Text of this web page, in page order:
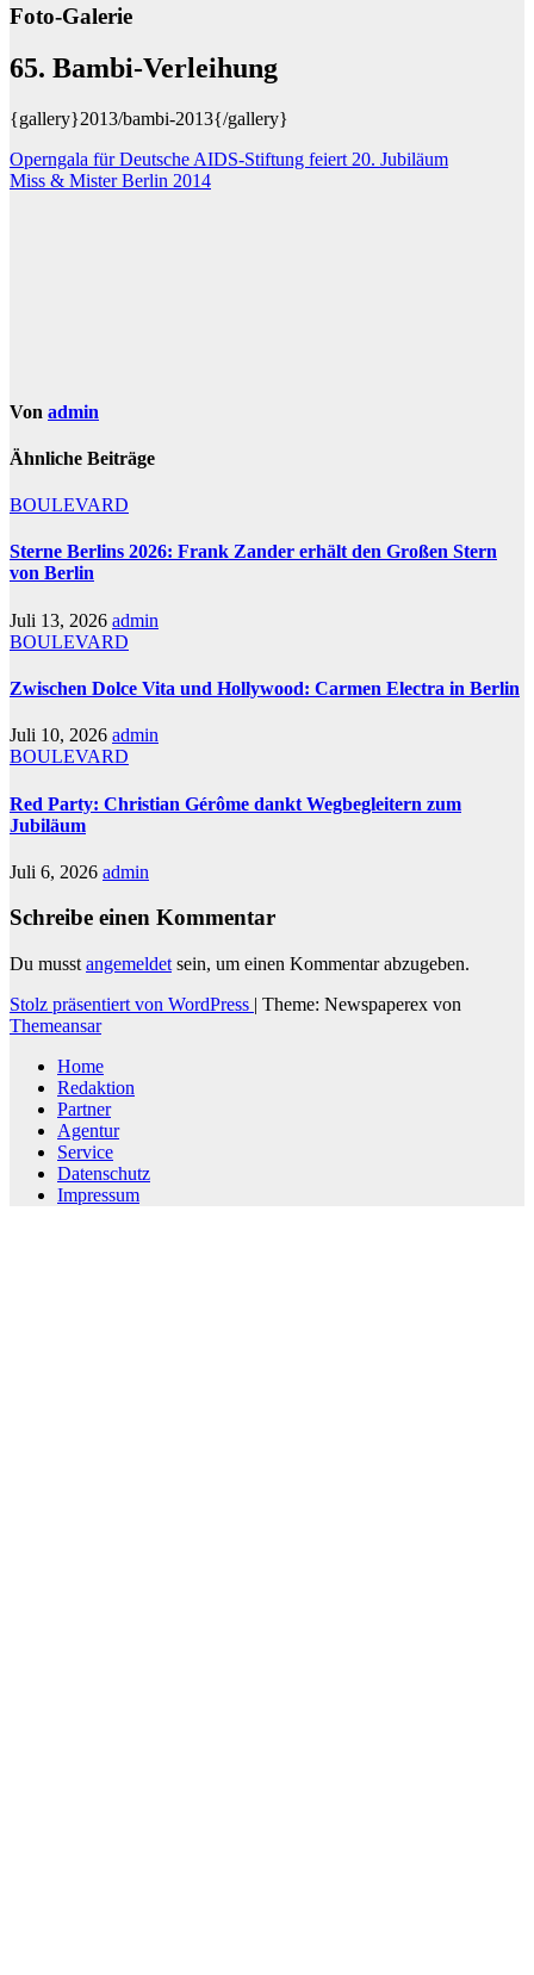
Foto-Galerie
65. Bambi-Verleihung
{gallery}2013/bambi-2013{/gallery}
Beitragsnavigation
Operngala für Deutsche AIDS-Stiftung feiert 20. Jubiläum
Miss & Mister Berlin 2014
Von admin
Ähnliche Beiträge
BOULEVARD
Sterne Berlins 2026: Frank Zander erhält den Großen Stern
von Berlin
Juli 13, 2026 admin
BOULEVARD
Zwischen Dolce Vita und Hollywood: Carmen Electra in Berlin
Juli 10, 2026 admin
BOULEVARD
Red Party: Christian Gérôme dankt Wegbegleitern zum
Jubiläum
Juli 6, 2026 admin
Schreibe einen Kommentar
Du musst angemeldet sein, um einen Kommentar abzugeben.
Stolz präsentiert von WordPress | Theme: Newspaperex von
Themeansar
Home
Redaktion
Partner
Agentur
Service
Datenschutz
Impressum